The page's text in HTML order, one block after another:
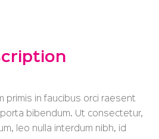
primis in faucibus orci raesent
bibendum. Ut consectetur,
leo nulla interdum nibh, id